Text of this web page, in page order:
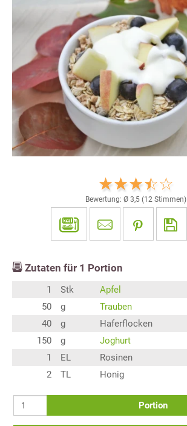
Bewertung: Ø 3,5(12Stimmen)
Zutaten für 1 Portion
1 Stk
Apfel
50
g
Trauben
40
g
Haferflocken
150
g
Joghurt
1
EL
Rosinen
2
TL Honig
Portion